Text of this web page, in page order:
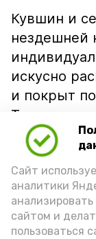
Сайт
аналитики
сайтом и
пользоваться
Кувшин и
нездешней
искусно
и покрыт
Теперь
кувшин
музейной
далекому
родины.
каждый
районного